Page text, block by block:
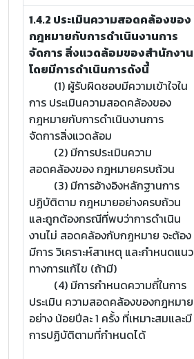
1.4.2 ประเมินความสอดคล้องของ
กฎหมายกับการดำเนินงานการ
จัดการ สิ่งแวดล้อมของสำนักงาน
โดยมีการดำเนินการดังนี้
(1) ผู้รับผิดชอบมีความเข้าใจใน
การ ประเมินความสอดคล้องของ
กฎหมายกับการดำเนินงานการ
จัดการสิ่งแวดล้อม
(2) มีการประเมินความ
สอดคล้องของ กฎหมายครบถ้วน
(3) มีการอ้างอิงหลักฐานการ
ปฏิบัติตาม กฎหมายอย่างครบถ้วน
และถูกต้องกรณีที่พบว่าการดำเนิน
งานไม่ สอดคล้องกับกฎหมาย จะต้อง
มีการ วิเคราะห์สาเหตุ และกำหนดแนว
ทางการแก้ไข (ถ้ามี)
(4) มีการกำหนดความถี่ในการ
ประเมิน ความสอดคล้องของกฎหมาย
อย่าง น้อยปีละ 1 ครั้ง ที่เหมาะสมและมี
การปฏิบัติตามที่กำหนดได้